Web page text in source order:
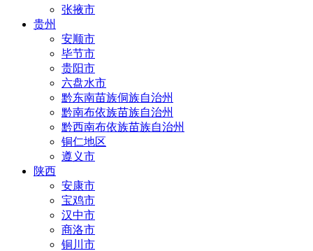
张掖市
贵州
安顺市
毕节市
贵阳市
六盘水市
黔东南苗族侗族自治州
黔南布依族苗族自治州
黔西南布依族苗族自治州
铜仁地区
遵义市
陕西
安康市
宝鸡市
汉中市
商洛市
铜川市